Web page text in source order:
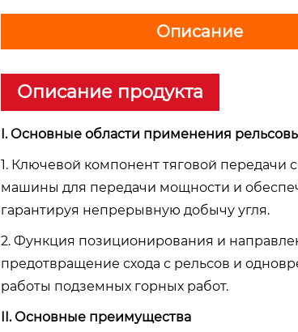
Описание
Описание продукта
I. Основные области применения
1. Ключевой компонент тяговой
машины для передачи мощности и
гарантируя непрерывную добычу угля.
2. Функция позиционирования и
предотвращение схода с рельсов и
работы подземных горных работ.
II. Основные преимущества